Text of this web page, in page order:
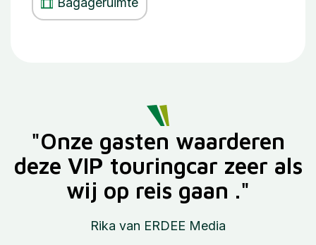
"Onze gasten waarderen
deze VIP touringcar zeer als
wij op reis gaan ."
Rika van ERDEE Media